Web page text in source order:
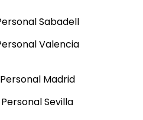
Sabadell
Valencia
Madrid
Sevilla